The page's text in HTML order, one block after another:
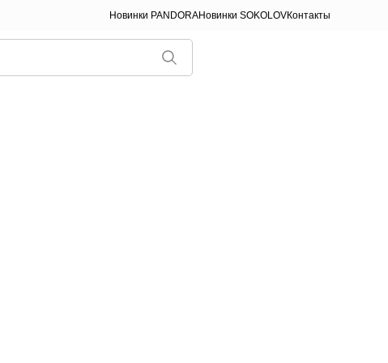
Новинки PANDORAНовинки SOKOLOVКонтакты